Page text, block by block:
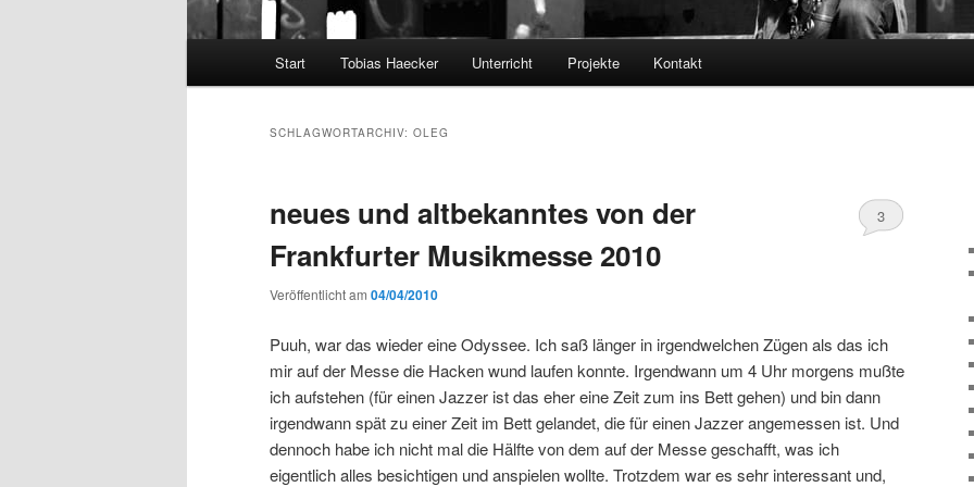
Start Tobias Haecker Unterricht Projekte Kontakt
SCHLAGWORTARCHIV: OLEG
neues und altbekanntes von der
Frankfurter Musikmesse 2010
Veröffentlicht am 04/04/2010
3
Puuh, war das wieder eine Odyssee. Ich saß länger in irgendwelchen Zügen als das ich
mir auf der Messe die Hacken wund laufen konnte. Irgendwann um 4 Uhr morgens mußte
ich aufstehen (für einen Jazzer ist das eher eine Zeit zum ins Bett gehen) und bin dann
irgendwann spät zu einer Zeit im Bett gelandet, die für einen Jazzer angemessen ist. Und
dennoch habe ich nicht mal die Hälfte von dem auf der Messe geschafft, was ich
eigentlich alles besichtigen und anspielen wollte. Trotzdem war es sehr interessant und,